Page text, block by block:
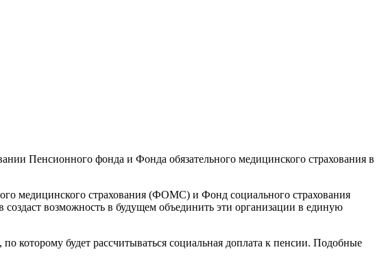
Пенсионного фонда и Фонда обязательного медицинского страхования в
медицинского страхования (ФОМС) и Фонд социального страхования
возможность в будущем объединить эти организации в единую
которому будет рассчитываться социальная доплата к пенсии. Подобные